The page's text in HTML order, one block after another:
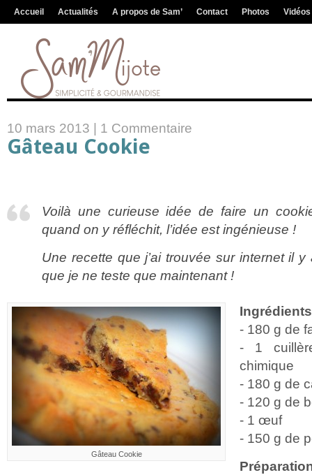
Accueil Actualités A propos de Sam’ Contact Photos Vidéos
10 mars 2013 | 1 Commentaire
Gâteau Cookie
Voilà une curieuse idée de faire un
quand on y réfléchit, l’idée est ingénieuse !
Une recette que j’ai trouvée sur internet il
que je ne teste que maintenant !
Gâteau Cookie
- 180 g de
- 1
chimique
- 180 g de
- 120 g de
- 1 œuf
- 150 g de